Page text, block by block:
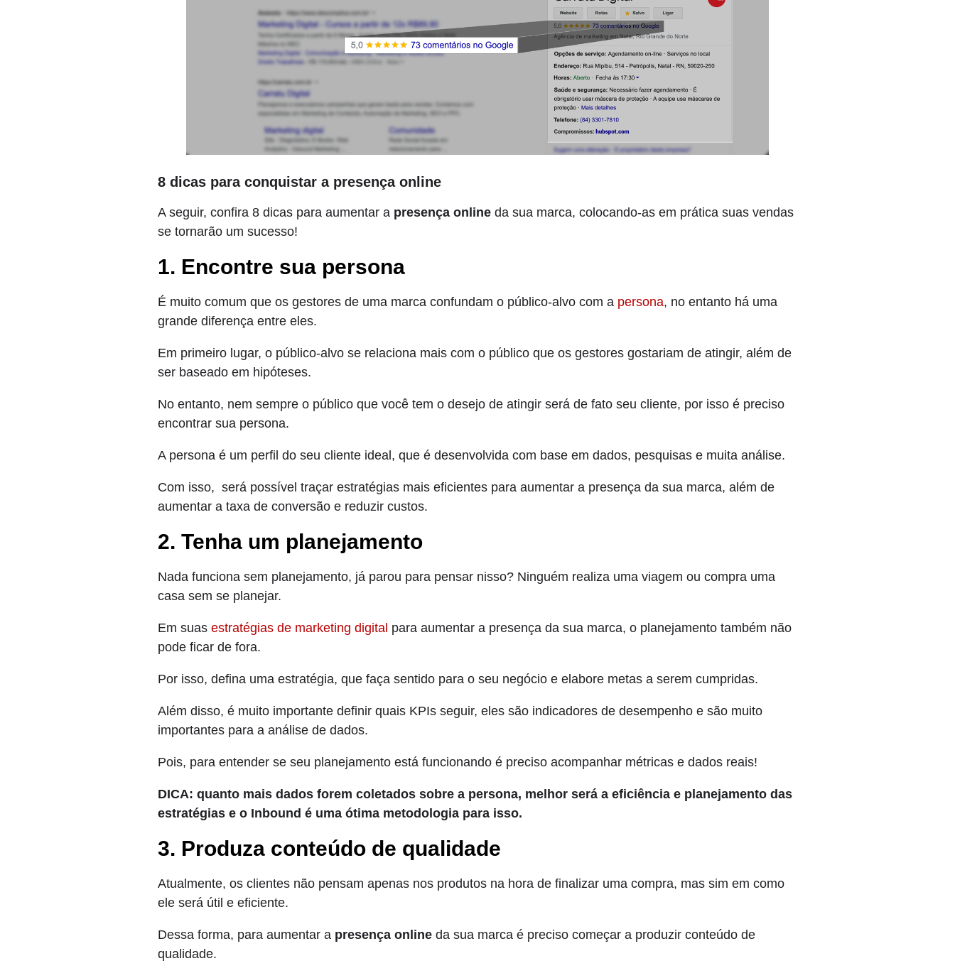
8 dicas para conquistar a presença online
A seguir, confira 8 dicas para aumentar a presença online da sua marca, colocando-as em prática suas vendas
se tornarão um sucesso!
1. Encontre sua persona
É muito comum que os gestores de uma marca confundam o público-alvo com a persona, no entanto há uma
grande diferença entre eles.
Em primeiro lugar, o público-alvo se relaciona mais com o público que os gestores gostariam de atingir, além de
ser baseado em hipóteses.
No entanto, nem sempre o público que você tem o desejo de atingir será de fato seu cliente, por isso é preciso
encontrar sua persona.
A persona é um perfil do seu cliente ideal, que é desenvolvida com base em dados, pesquisas e muita análise.
Com isso, será possível traçar estratégias mais eficientes para aumentar a presença da sua marca, além de
aumentar a taxa de conversão e reduzir custos.
2. Tenha um planejamento
Nada funciona sem planejamento, já parou para pensar nisso? Ninguém realiza uma viagem ou compra uma
casa sem se planejar.
Em suas estratégias de marketing digital para aumentar a presença da sua marca, o planejamento também não
pode ficar de fora.
Por isso, defina uma estratégia, que faça sentido para o seu negócio e elabore metas a serem cumpridas.
Além disso, é muito importante definir quais KPIs seguir, eles são indicadores de desempenho e são muito
importantes para a análise de dados.
Pois, para entender se seu planejamento está funcionando é preciso acompanhar métricas e dados reais!
DICA: quanto mais dados forem coletados sobre a persona, melhor será a eficiência e planejamento das
estratégias e o Inbound é uma ótima metodologia para isso.
3. Produza conteúdo de qualidade
Atualmente, os clientes não pensam apenas nos produtos na hora de finalizar uma compra, mas sim em como
ele será útil e eficiente.
Dessa forma, para aumentar a presença online da sua marca é preciso começar a produzir conteúdo de
qualidade.